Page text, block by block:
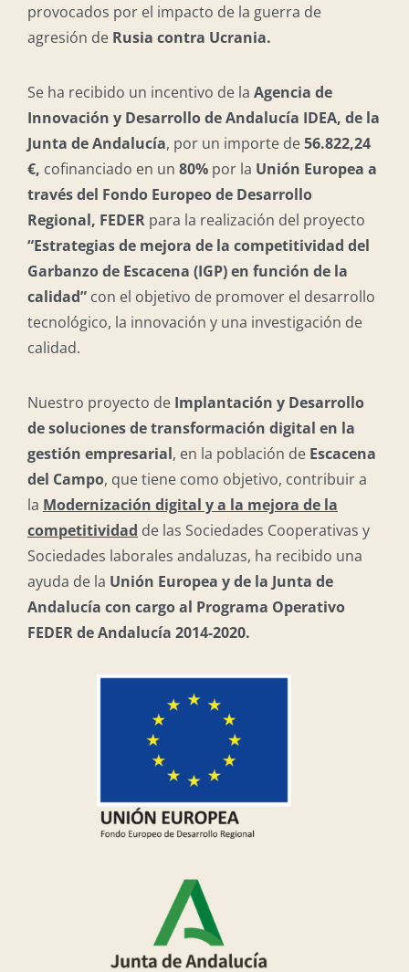
provocados por el impacto de la guerra de
agresión de Rusia contra Ucrania.
Se ha recibido un incentivo de la Agencia de
Innovación y Desarrollo de Andalucía IDEA, de la
Junta de Andalucía, por un importe de56.822,24
€, cofinanciado en un 80%por la Unión Europea a
través del Fondo Europeo de Desarrollo
Regional, FEDERpara la realización del proyecto
“Estrategias de mejora de la competitividad del
Garbanzo de Escacena (IGP) en función de la
calidad”con el objetivo de promover el desarrollo
tecnológico, la innovación y una investigación de
calidad.
Nuestro proyecto deImplantación y Desarrollo
de soluciones de transformación digital en la
gestión empresarial, en la población de Escacena
del Campo, que tiene como objetivo, contribuir a
la Modernización digital y a la mejora de la
competitividad de las Sociedades Cooperativas y
Sociedades laborales andaluzas, ha recibido una
ayuda de la Unión Europea y de la Junta de
Andalucía con cargo al Programa Operativo
FEDER de Andalucía 2014-2020.